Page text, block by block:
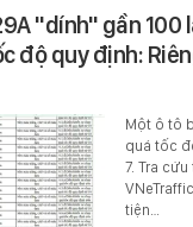
"dính" gần 100
độ quy định:
Một ô tô
quá tốc
7. Tra
tiện…